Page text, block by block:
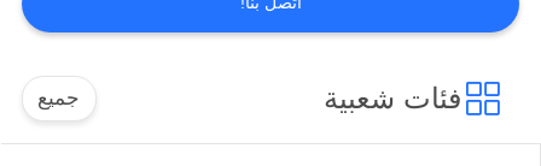
فئات شعبية جميع